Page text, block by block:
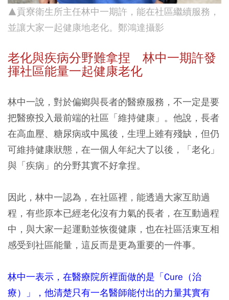
▲貢寮衛生所主任林中一期許，能在社區繼續服務，
並讓大家一起健康地老化。鄭鴻達攝影
老化與疾病分野難拿捏 林中一期許發
揮社區能量一起健康老化
林中一說，對於偏鄉與長者的醫療服務，不一定是要
把醫療投入最前端的社區「維持健康」。他說，長者
在高血壓、糖尿病或中風後，生理上雖有殘缺，但仍
可維持健康狀態，在一個人年紀大了以後，「老化」
與「疾病」的分野其實不好拿捏。
因此，林中一認為，在社區裡，能透過大家互助過
程，有些原本已經老化沒有力氣的長者，在互動過程
中，與大家一起運動並恢復健康，也在社區活東互相
感受到社區能量，這反而是更為重要的一件事。
林中一表示，在醫療院所裡面做的是「Cure（治
療）」，他清楚只有一名醫師能付出的力量其實有